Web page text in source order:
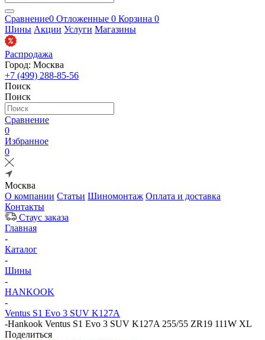
Сравнение0 Отложенные 0 Корзина 0
Шины Акции Услуги Магазины
Распродажа
Город: Москва
+7 (499) 288-85-56
Поиск
Поиск
Сравнение
0
Избранное
0
Москва
О компании Статьи Шиномонтаж Оплата и доставка
Контакты
Стаус заказа
Главная
-
Каталог
-
Шины
-
HANKOOK
-
Ventus S1 Evo 3 SUV K127A
-Hankook Ventus S1 Evo 3 SUV K127A 255/55 ZR19 111W XL
Поделиться